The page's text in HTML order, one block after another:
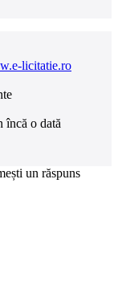
licitatie.ro
o dată
un răspuns